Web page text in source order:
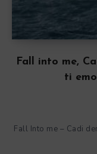
Fall into me,
ti
Fall Into me – Cadi